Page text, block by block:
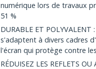
numérique lors de travaux
51 %
DURABLE ET
s'adaptent à divers cadres
l'écran qui protège contre
RÉDUISEZ LES REFLETS